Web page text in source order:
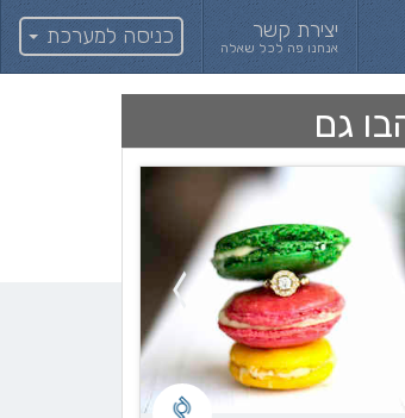
יצירת קשר
אנחנו פה לכל שאלה כניסה למערכת
גם